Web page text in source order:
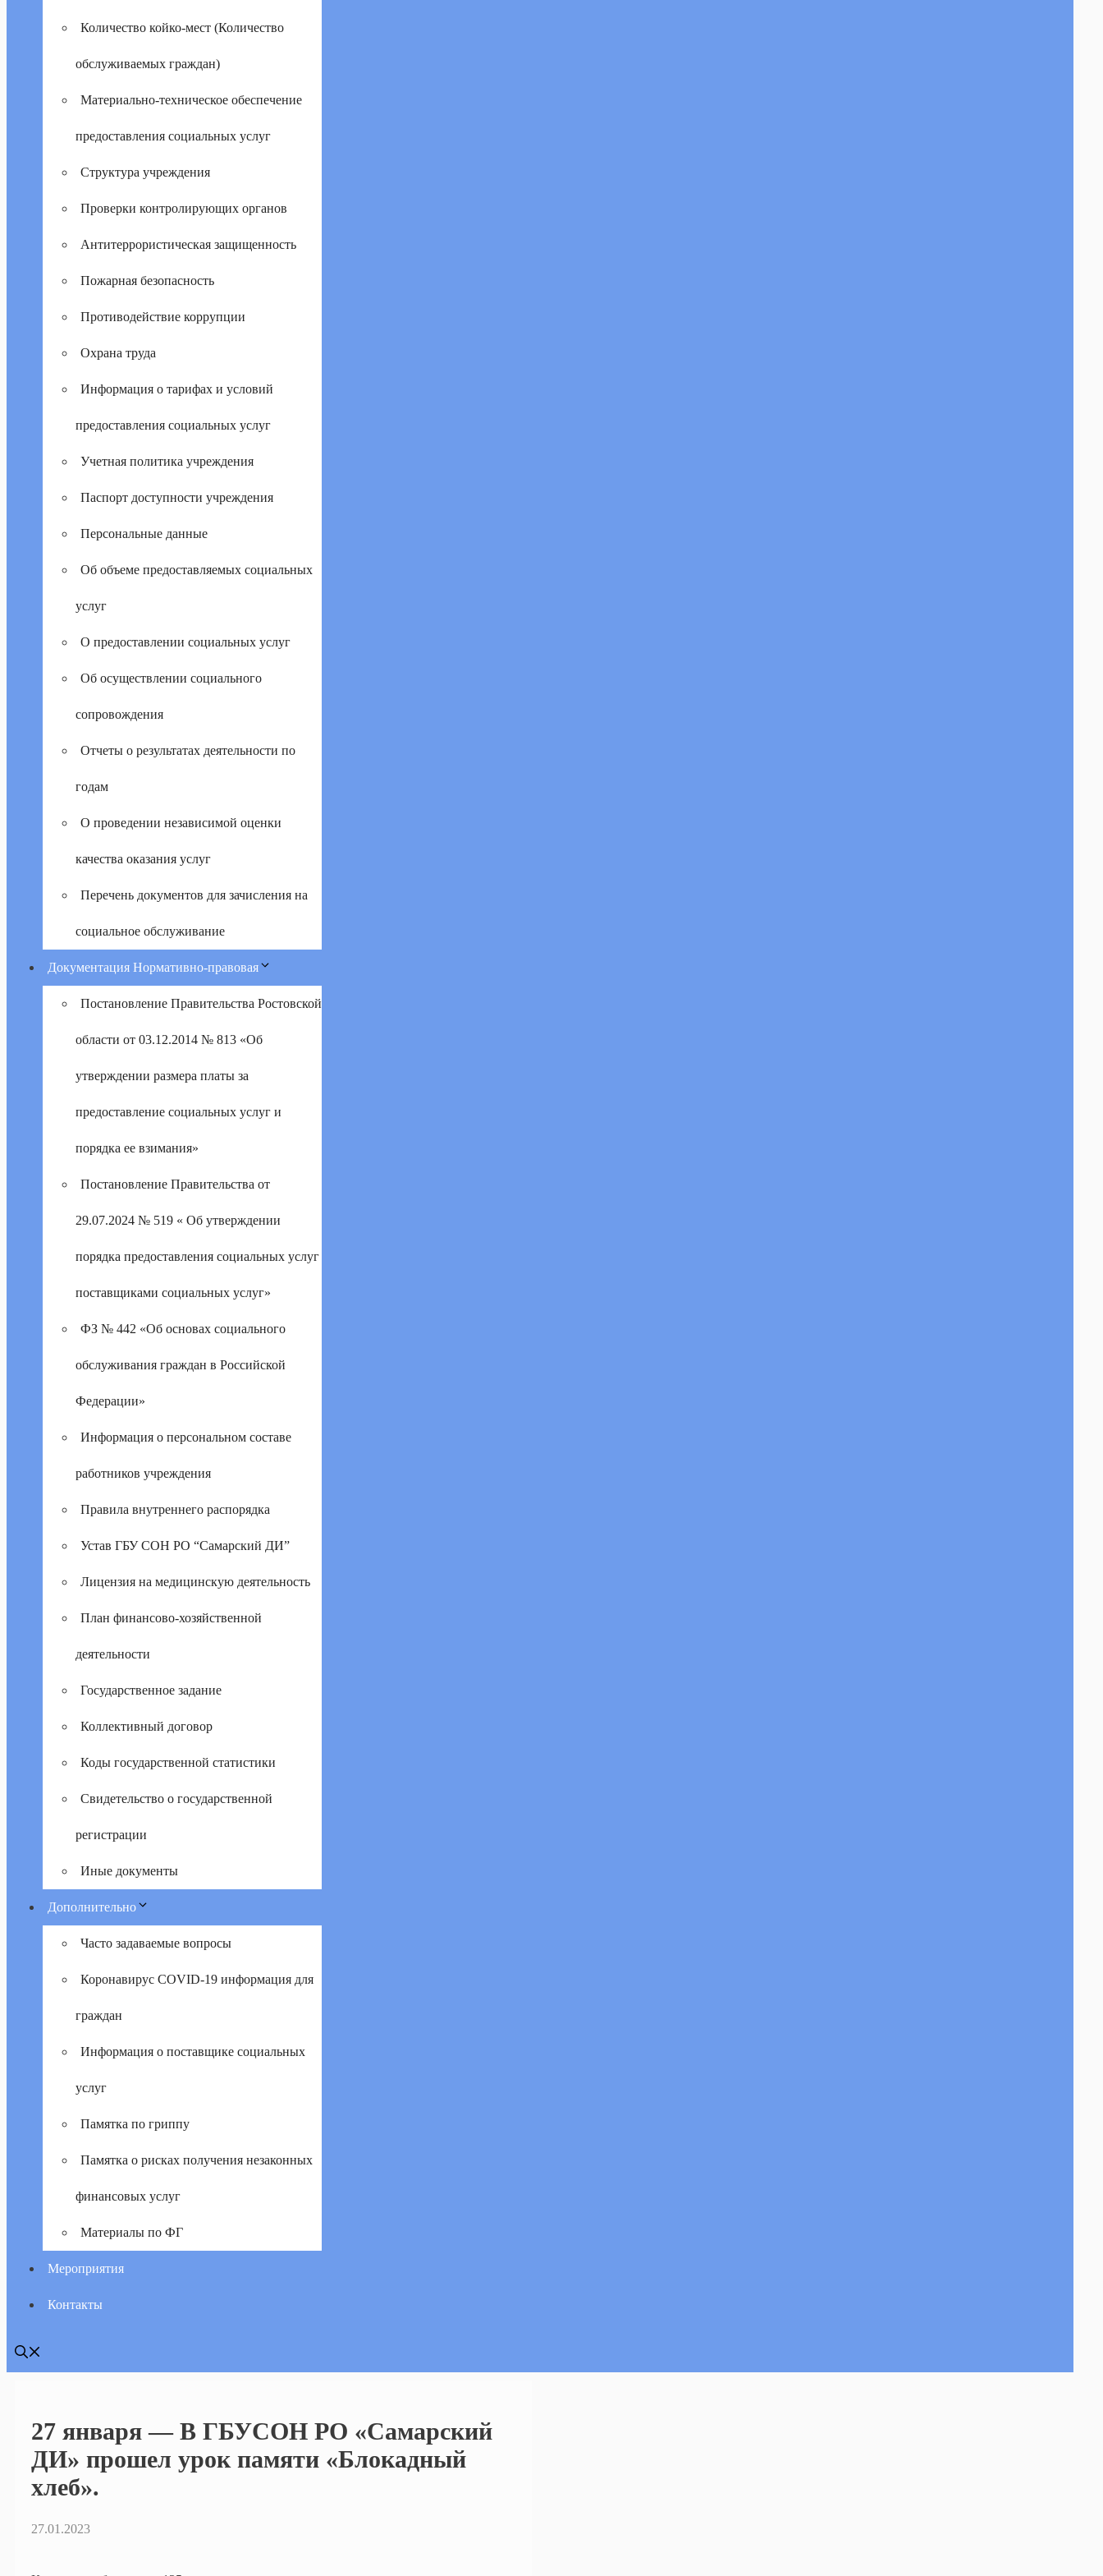
Количество койко-мест (Количество
обслуживаемых граждан)
Материально-техническое обеспечение
предоставления социальных услуг
Структура учреждения
Проверки контролирующих органов
Антитеррористическая защищенность
Пожарная безопасность
Противодействие коррупции
Охрана труда
Информация о тарифах и условий
предоставления социальных услуг
Учетная политика учреждения
Паспорт доступности учреждения
Персональные данные
Об объеме предоставляемых социальных
услуг
О предоставлении социальных услуг
Об осуществлении социального
сопровождения
Отчеты о результатах деятельности по
годам
О проведении независимой оценки
качества оказания услуг
Перечень документов для зачисления на
социальное обслуживание
Документация Нормативно-правовая
Постановление Правительства Ростовской
области от 03.12.2014 № 813 «Об
утверждении размера платы за
предоставление социальных услуг и
порядка ее взимания»
Постановление Правительства от
29.07.2024 № 519 « Об утверждении
порядка предоставления социальных услуг
поставщиками социальных услуг»
ФЗ № 442 «Об основах социального
обслуживания граждан в Российской
Федерации»
Информация о персональном составе
работников учреждения
Правила внутреннего распорядка
Устав ГБУ СОН РО “Самарский ДИ”
Лицензия на медицинскую деятельность
План финансово-хозяйственной
деятельности
Государственное задание
Коллективный договор
Коды государственной статистики
Свидетельство о государственной
регистрации
Иные документы
Дополнительно
Часто задаваемые вопросы
Коронавирус COVID-19 информация для
граждан
Информация о поставщике социальных
услуг
Памятка по гриппу
Памятка о рисках получения незаконных
финансовых услуг
Материалы по ФГ
Мероприятия
Контакты
27 января — В ГБУСОН РО «Самарский
ДИ» прошел урок памяти «Блокадный
хлеб».
27.01.2023